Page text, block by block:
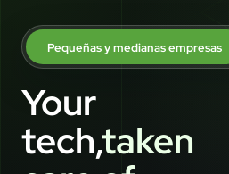
Pequeñas y medianas empresas
Your
tech,taken